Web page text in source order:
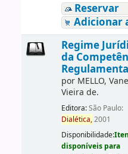
Reservar
Adicionar
Regime
da
por MELLO,
Vieira de.
Editora:São Paulo:
Dialética,2001
Disponibilidade:
disponíveis para